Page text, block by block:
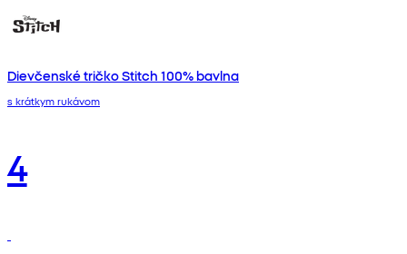
Dievčenské tričko Stitch 100% bavlna
s krátkym rukávom
4